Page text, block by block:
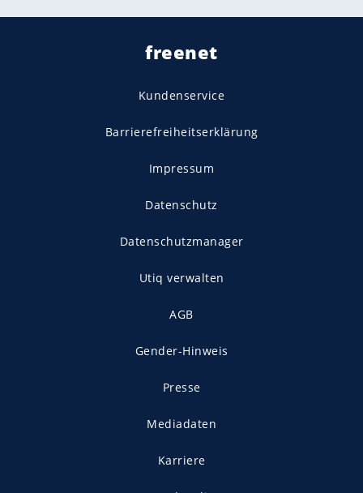
freenet
Kundenservice
Barrierefreiheitserklärung
Impressum
Datenschutz
Datenschutzmanager
Utiq verwalten
AGB
Gender-Hinweis
Presse
Mediadaten
Karriere